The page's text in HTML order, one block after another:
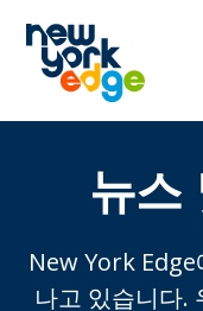
뉴스
New York Edge
나고 있습니다.